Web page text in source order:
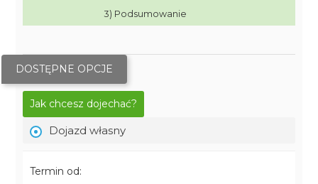
3) Podsumowanie
DOSTĘPNE OPCJE
Jak chcesz dojechać?
Dojazd własny
Termin od: